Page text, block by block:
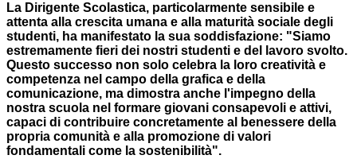
La Dirigente Scolastica, particolarmente sensibile e
attenta alla crescita umana e alla maturità sociale degli
studenti, ha manifestato la sua soddisfazione: "Siamo
estremamente fieri dei nostri studenti e del lavoro svolto.
Questo successo non solo celebra la loro creatività e
competenza nel campo della grafica e della
comunicazione, ma dimostra anche l'impegno della
nostra scuola nel formare giovani consapevoli e attivi,
capaci di contribuire concretamente al benessere della
propria comunità e alla promozione di valori
fondamentali come la sostenibilità".